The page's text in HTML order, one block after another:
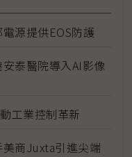
源提供EOS防護
泰醫院導入AI影像
工業控制革新
商Juxta引進尖端